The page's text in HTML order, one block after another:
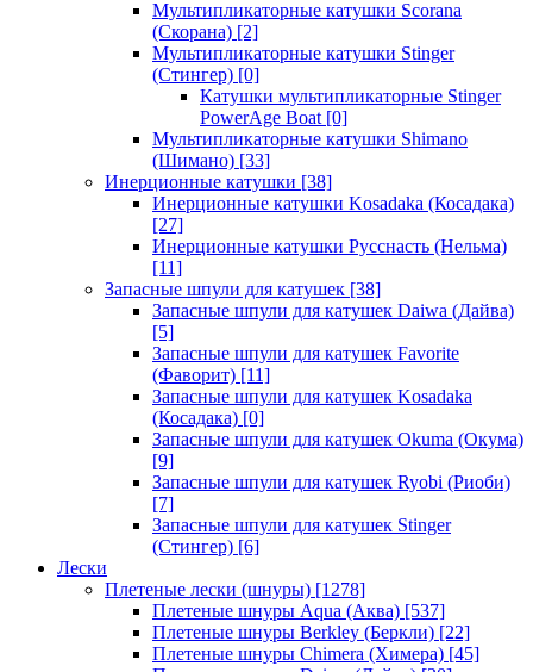
Мультипликаторные катушки Scorana
(Скорана) [2]
Мультипликаторные катушки Stinger
(Стингер) [0]
Катушки мультипликаторные Stinger
PowerAge Boat [0]
Мультипликаторные катушки Shimano
(Шимано) [33]
Инерционные катушки [38]
Инерционные катушки Kosadaka (Косадака)
[27]
Инерционные катушки Русснасть (Нельма)
[11]
Запасные шпули для катушек [38]
Запасные шпули для катушек Daiwa (Дайва)
[5]
Запасные шпули для катушек Favorite
(Фаворит) [11]
Запасные шпули для катушек Kosadaka
(Косадака) [0]
Запасные шпули для катушек Okuma (Окума)
[9]
Запасные шпули для катушек Ryobi (Риоби)
[7]
Запасные шпули для катушек Stinger
(Стингер) [6]
Лески
Плетеные лески (шнуры) [1278]
Плетеные шнуры Aqua (Аква) [537]
Плетеные шнуры Berkley (Беркли) [22]
Плетеные шнуры Chimera (Химера) [45]